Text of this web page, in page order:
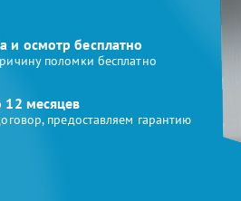
и осмотр бесплатно
поломки бесплатно
12 месяцев
предоставляем гарантию